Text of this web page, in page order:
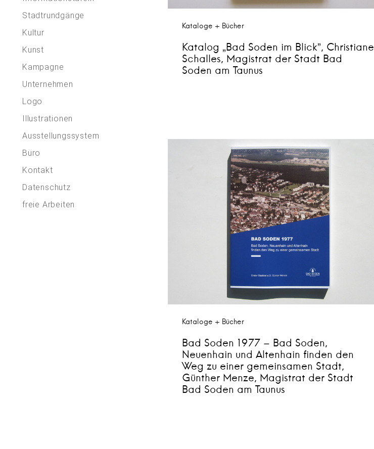
Stadtrundgänge
Kultur
Kunst
Kampagne
Unternehmen
Logo
Illustrationen
Ausstellungssystem
Büro
Kontakt
Datenschutz
freie Arbeiten
Kataloge + Bücher
Katalog „Bad Soden im Blick”, Christiane
Schalles, Magistrat der Stadt Bad
Soden am Taunus
Kataloge + Bücher
Bad Soden 1977 – Bad Soden,
Neuenhain und Altenhain finden den
Weg zu einer gemeinsamen Stadt,
Günther Menze, Magistrat der Stadt
Bad Soden am Taunus